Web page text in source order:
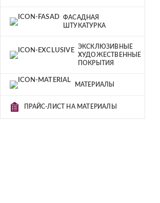
ФАСАДНАЯ
ШТУКАТУРКА
ЭКСКЛЮЗИВНЫЕ
ХУДОЖЕСТВЕННЫЕ
ПОКРЫТИЯ
МАТЕРИАЛЫ
ПРАЙС-ЛИСТ НА МАТЕРИАЛЫ